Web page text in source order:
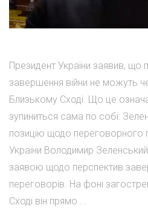
Президент України заявив, що
завершення війни не можуть
Близькому Сході. Що це
зупиниться сама по собі:
позицію щодо переговорного
України Володимир
заявою щодо перспектив
переговорів. На фоні
Сході він прямо ...